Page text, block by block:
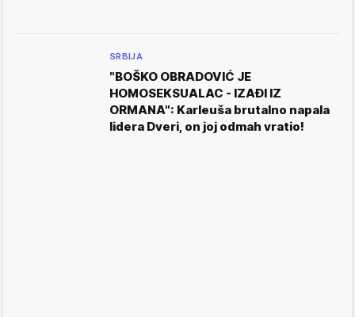
SRBIJA
"BOŠKO OBRADOVIĆ JE
HOMOSEKSUALAC - IZAĐI IZ
ORMANA": Karleuša brutalno napala
lidera Dveri, on joj odmah vratio!